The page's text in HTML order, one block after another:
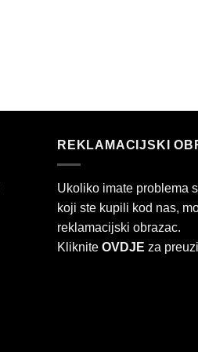
REKLAMACIJSKI
Ukoliko imate problema
koji ste kupili kod nas,
reklamacijski obrazac.
Kliknite OVDJE za